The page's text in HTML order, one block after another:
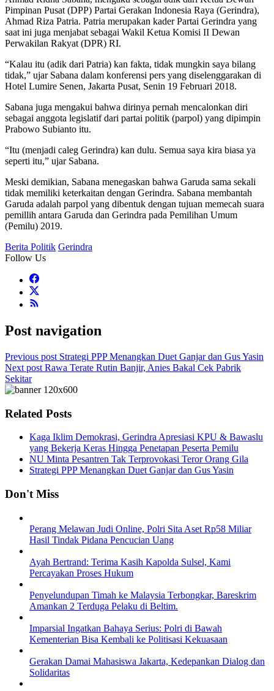
Pimpinan Pusat (DPP) Partai Gerakan Indonesia Raya (Gerindra),
Ahmad Riza Patria. Patria merupakan kader Partai Gerindra yang
saat ini juga menjabat sebagai Wakil Ketua Komisi II Dewan
Perwakilan Rakyat (DPR) RI.
“Kalau itu (adik dari Patria) kan fakta, tidak mungkin saya bilang
tidak,” ujar Sabana dalam konferensi pers yang diselenggarakan di
Hotel Lumire Senen, Jakarta Pusat, Senin 19 Februari 2018.
Sabana juga mengakui bahwa dirinya pernah mencalonkan diri
sebagai anggota legislatif dari partai politik (parpol) yang dipimpin
Prabowo Subianto itu.
“Itu (menjadi caleg Gerindra) kan dulu. Semua saya kira biasa ya
seperti itu,” ujar Sabana.
Meski demikian, Sabana menegaskan bahwa Garuda sama sekali
tidak memiliki keterkaitan dengan Gerindra. Sabana membantah
Garuda adalah parpol yang dibentuk dengan tujuan memecah suara
pemillih antara Garuda dan Gerindra pada Pemilihan Umum
(Pemilu) 2019.
Berita Politik Gerindra
Follow Us
Post navigation
Previous post Strategi PPP Menangkan Duet Ganjar dan Gus Yasin
Next post Rawa Terate Rutin Banjir, Anies Bakal Cek Pabrik
Sekitar
Related Posts
Kaga Iklim Demokrasi, Gerindra Apresiasi KPU & Bawaslu
yang Bekerja Keras Hingga Penetapan Peserta Pemilu
NU Minta Pesantren Tak Terprovokasi Teror Orang Gila
Strategi PPP Menangkan Duet Ganjar dan Gus Yasin
Don't Miss
Perang Melawan Judi Online, Polri Sita Aset Rp58 Miliar
Hasil Tindak Pidana Pencucian Uang
Ayah Bertrand: Terima Kasih Kapolda Sulsel, Kami
Percayakan Proses Hukum
Penyelundupan Timah ke Malaysia Terbongkar, Bareskrim
Amankan 2 Terduga Pelaku di Beltim.
Imparsial Ingatkan Bahaya Serius: Polri di Bawah
Kementerian Bisa Kembali ke Politisasi Kekuasaan
Gerakan Damai Mahasiswa Jakarta, Kedepankan Dialog dan
Solidaritas